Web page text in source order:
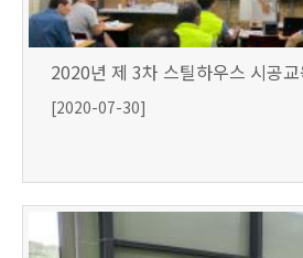
2020년 제 3차 스틸하우스 시공
[2020-07-30]